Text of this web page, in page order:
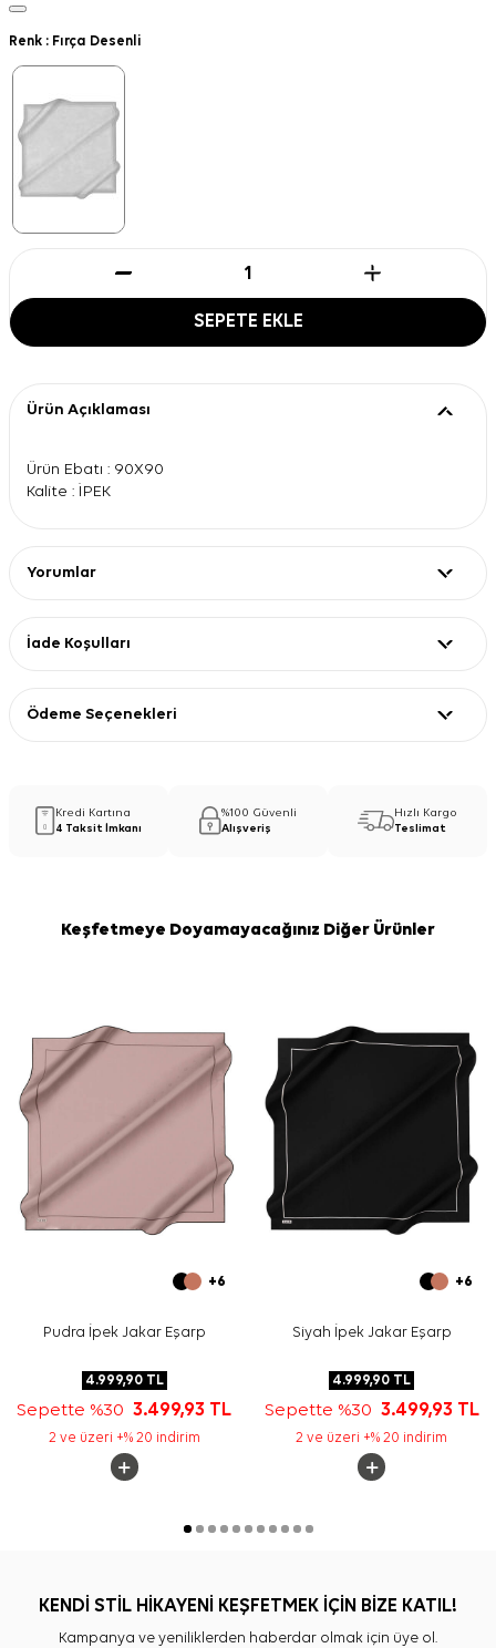
Renk : Fırça Desenli
SEPETE EKLE
Ürün Açıklaması
Ürün Ebatı : 90X90
Kalite : İPEK
Yorumlar
İade Koşulları
Ödeme Seçenekleri
Kredi Kartına
4 Taksit İmkanı
%100 Güvenli
Alışveriş
Hızlı Kargo
Teslimat
Keşfetmeye Doyamayacağınız Diğer Ürünler
+6
Pudra İpek Jakar Eşarp
4.999,90TL
Sepette %303.499,93 TL
2 ve üzeri +% 20 indirim
+6
Siyah İpek Jakar Eşarp
4.999,90 TL
Sepette %30 3.499,93 TL
2 ve üzeri +% 20 indirim
KENDİ STİL HİKAYENİ KEŞFETMEK İÇİN BİZE KATIL!
Kampanya ve yeniliklerden haberdar olmak için üye ol.